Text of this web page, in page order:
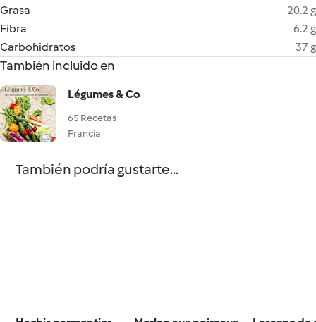
Grasa
20.2 g
Fibra
6.2 g
Carbohidratos
37 g
También incluido en
Légumes & Co
65 Recetas
Francia
También podría gustarte...